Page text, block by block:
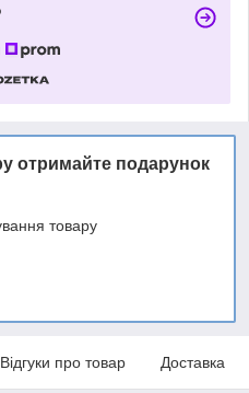
отримайте подарунок
товару
Відгуки про товар Доставка